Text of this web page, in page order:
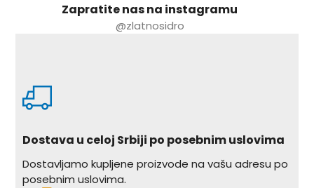
Zapratite nas na instagramu
@zlatnosidro
Dostava u celoj Srbiji po posebnim uslovima
Dostavljamo kupljene proizvode na vašu adresu po
posebnim uslovima.